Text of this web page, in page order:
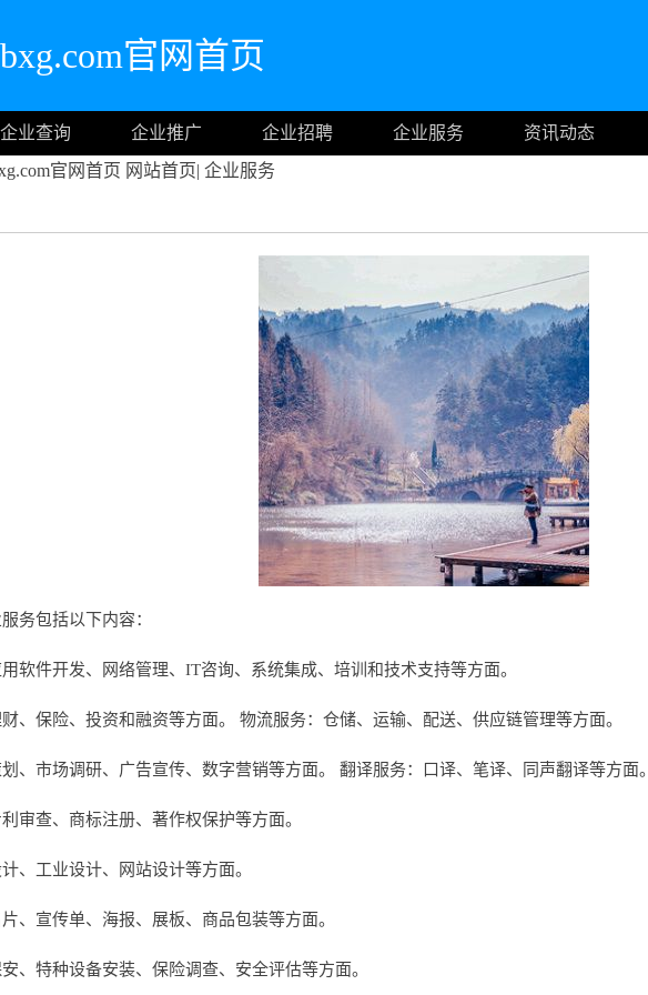
官网首页
企业查询 企业推广 企业招聘 企业服务 资讯动态
官网首页 网站首页| 企业服务
务包括以下内容：
软件开发、网络管理、IT咨询、系统集成、培训和技术支持等方面。
、保险、投资和融资等方面。 物流服务：仓储、运输、配送、供应链管理等方面。
、市场调研、广告宣传、数字营销等方面。 翻译服务：口译、笔译、同声翻译等方面。
审查、商标注册、著作权保护等方面。
、工业设计、网站设计等方面。
、宣传单、海报、展板、商品包装等方面。
、特种设备安装、保险调查、安全评估等方面。